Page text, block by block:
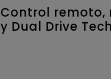
Control
y Dual Drive